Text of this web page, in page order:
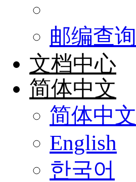
邮编查询
文档中心
简体中文
简体中文
English
한국어